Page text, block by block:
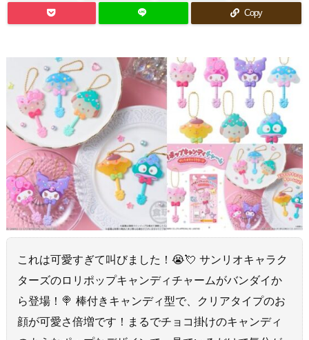
Copy
これは可愛すぎて叫びました！😭💘 サンリオキャラク
ターズのロリポップキャンディチャームがバンダイか
ら登場！🍭 棒付きキャンディ型で、クリアタイプのお
顔が可愛さ倍増です！まるでチョコ掛けのキャンディ